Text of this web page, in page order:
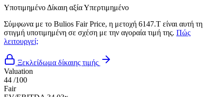
Υποτιμημένο Δίκαιη αξίαΥπερτιμημένο
Σύμφωνα με το Bulios Fair Price, η μετοχή 6147.T είναι αυτή τη
στιγμή υποτιμημένη σε σχέση με την αγοραία τιμή της. Πώς
λειτουργεί;
Ξεκλείδωμα δίκαιης τιμής
Valuation
44 /100
Fair